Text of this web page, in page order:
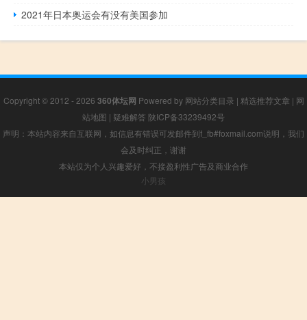
2021年日本奥运会有没有美国参加
Copyright © 2012 - 2026 360体坛网 Powered by 网站分类目录 | 精选推荐文章 | 网
站地图 | 疑难解答 陕ICP备33239492号
声明：本站内容来自互联网，如信息有错误可发邮件到f_fb#foxmail.com说明，我们
会及时纠正，谢谢
本站仅为个人兴趣爱好，不接盈利性广告及商业合作
小男孩